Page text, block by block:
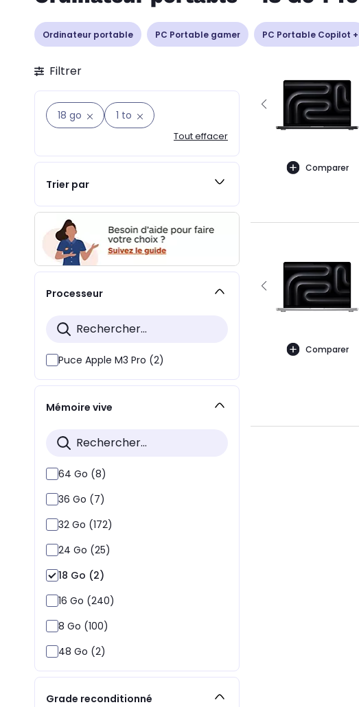
Ordinateur portable PC Portable gamer PC Portable Copilot +
Filtrer
18 go 1 to
Tout effacer
Trier par
Processeur
Puce Apple M3 Pro (2)
Mémoire vive
64 Go (8)
36 Go (7)
32 Go (172)
24 Go (25)
18 Go (2)
16 Go (240)
8 Go (100)
48 Go (2)
Grade reconditionné
Comparer
Comparer